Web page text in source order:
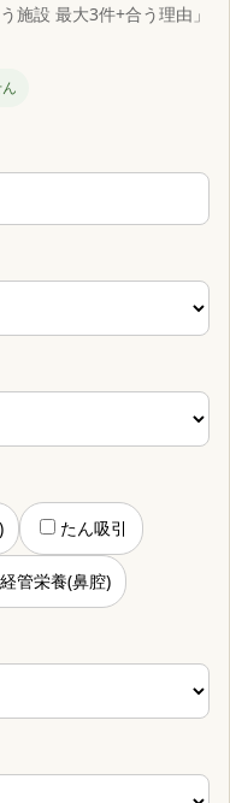
施設 最大3件+合う理由」
たん吸引
経管栄養(鼻腔)